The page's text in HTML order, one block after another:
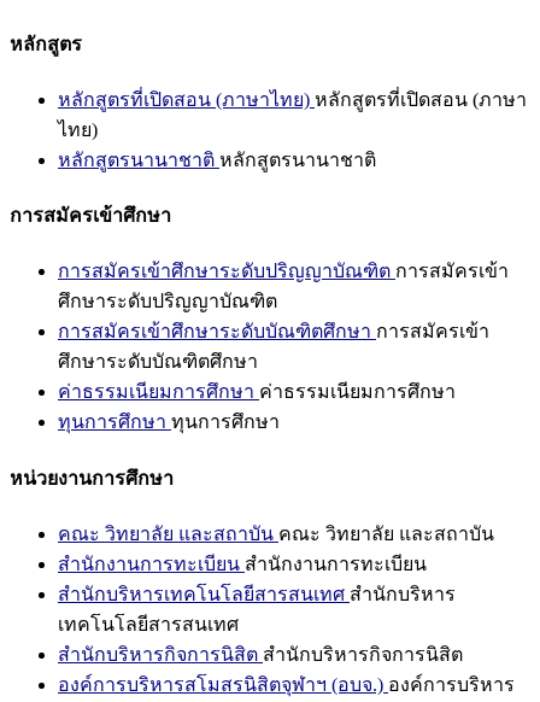
หลักสูตร
หลักสูตรที่เปิดสอน (ภาษาไทย) หลักสูตรที่เปิดสอน (ภาษา
ไทย)
หลักสูตรนานาชาติ หลักสูตรนานาชาติ
การสมัครเข้าศึกษา
การสมัครเข้าศึกษาระดับปริญญาบัณฑิต การสมัครเข้า
ศึกษาระดับปริญญาบัณฑิต
การสมัครเข้าศึกษาระดับบัณฑิตศึกษา การสมัครเข้า
ศึกษาระดับบัณฑิตศึกษา
ค่าธรรมเนียมการศึกษา ค่าธรรมเนียมการศึกษา
ทุนการศึกษา ทุนการศึกษา
หน่วยงานการศึกษา
คณะ วิทยาลัย และสถาบัน คณะ วิทยาลัย และสถาบัน
สำนักงานการทะเบียน สำนักงานการทะเบียน
สำนักบริหารเทคโนโลยีสารสนเทศ สำนักบริหาร
เทคโนโลยีสารสนเทศ
สำนักบริหารกิจการนิสิต สำนักบริหารกิจการนิสิต
องค์การบริหารสโมสรนิสิตจุฬาฯ (อบจ.) องค์การบริหาร